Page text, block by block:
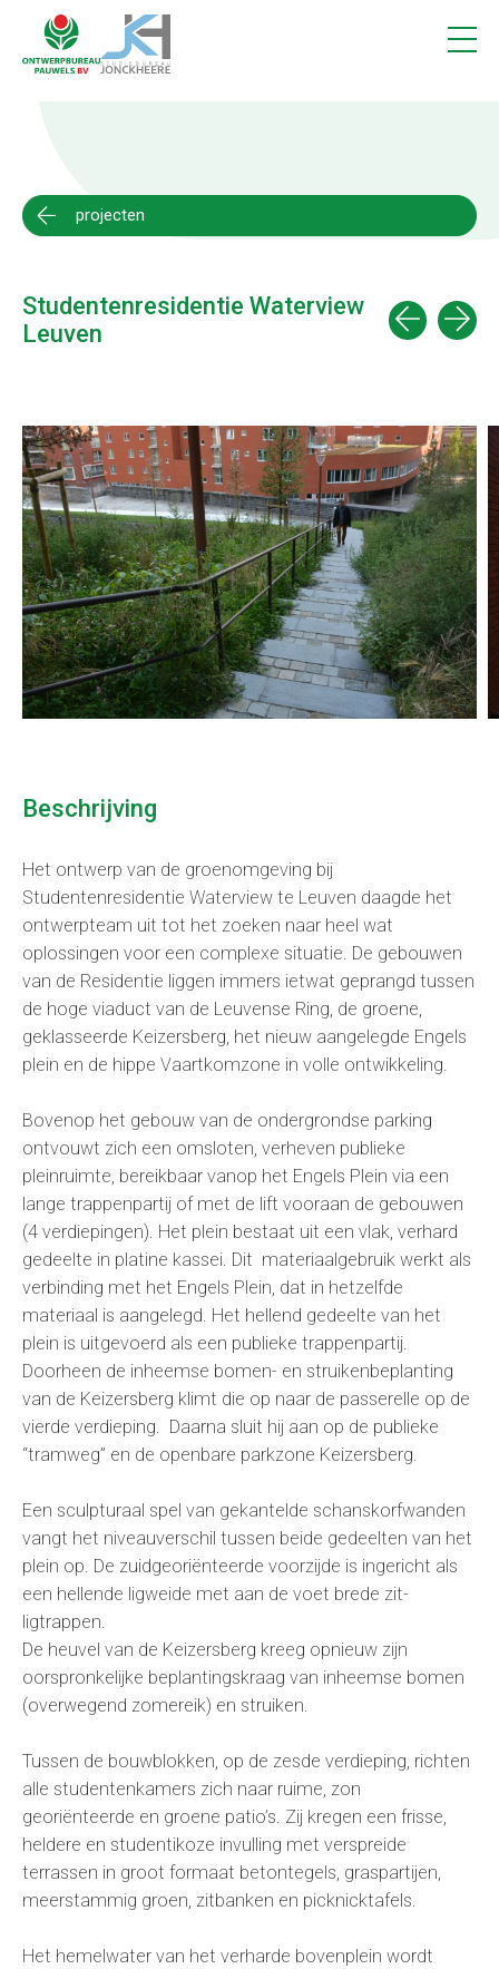
projecten
Studentenresidentie Waterview
Leuven
Beschrijving
Het ontwerp van de groenomgeving bij
Studentenresidentie Waterview te Leuven daagde het
ontwerpteam uit tot het zoeken naar heel wat
oplossingen voor een complexe situatie. De gebouwen
van de Residentie liggen immers ietwat geprangd tussen
de hoge viaduct van de Leuvense Ring, de groene,
geklasseerde Keizersberg, het nieuw aangelegde Engels
plein en de hippe Vaartkomzone in volle ontwikkeling.
Bovenop het gebouw van de ondergrondse parking
ontvouwt zich een omsloten, verheven publieke
pleinruimte, bereikbaar vanop het Engels Plein via een
lange trappenpartij of met de lift vooraan de gebouwen
(4 verdiepingen). Het plein bestaat uit een vlak, verhard
gedeelte in platine kassei. Dit materiaalgebruik werkt als
verbinding met het Engels Plein, dat in hetzelfde
materiaal is aangelegd. Het hellend gedeelte van het
plein is uitgevoerd als een publieke trappenpartij.
Doorheen de inheemse bomen- en struikenbeplanting
van de Keizersberg klimt die op naar de passerelle op de
vierde verdieping. Daarna sluit hij aan op de publieke
“tramweg” en de openbare parkzone Keizersberg.
Een sculpturaal spel van gekantelde schanskorfwanden
vangt het niveauverschil tussen beide gedeelten van het
plein op. De zuidgeoriënteerde voorzijde is ingericht als
een hellende ligweide met aan de voet brede zit-
ligtrappen.
De heuvel van de Keizersberg kreeg opnieuw zijn
oorspronkelijke beplantingskraag van inheemse bomen
(overwegend zomereik) en struiken.
Tussen de bouwblokken, op de zesde verdieping, richten
alle studentenkamers zich naar ruime, zon
georiënteerde en groene patio’s. Zij kregen een frisse,
heldere en studentikoze invulling met verspreide
terrassen in groot formaat betontegels, graspartijen,
meerstammig groen, zitbanken en picknicktafels.
Het hemelwater van het verharde bovenplein wordt